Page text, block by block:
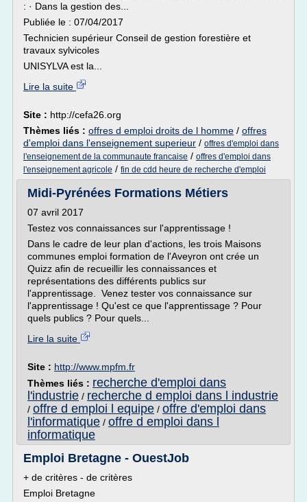
: · Dans la gestion des...
Publiée le : 07/04/2017
Technicien supérieur Conseil de gestion forestière et
travaux sylvicoles
UNISYLVA est la...
Lire la suite
Site : http://cefa26.org
Thèmes liés : offres d emploi droits de l homme / offres
d'emploi dans l'enseignement superieur / offres d'emploi dans
l'enseignement de la communaute francaise / offres d'emploi dans
l'enseignement agricole / fin de cdd heure de recherche d'emploi
Midi-Pyrénées Formations Métiers
07 avril 2017
Testez vos connaissances sur l'apprentissage !
Dans le cadre de leur plan d'actions, les trois Maisons
communes emploi formation de l'Aveyron ont crée un
Quizz afin de recueillir les connaissances et
représentations des différents publics sur
l'apprentissage. Venez tester vos connaissance sur
l'apprentissage ! Qu'est ce que l'apprentissage ? Pour
quels publics ? Pour quels...
Lire la suite
Site : http://www.mpfm.fr
Thèmes liés : recherche d'emploi dans
l'industrie / recherche d emploi dans l industrie
/ offre d emploi l equipe / offre d'emploi dans
l'informatique / offre d emploi dans l
informatique
Emploi Bretagne - OuestJob
+ de critères - de critères
Emploi Bretagne